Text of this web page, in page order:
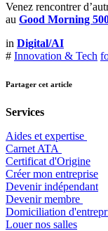
Venez rencontrer
au Good Morning
in Digital/AI
# Innovation & Tech
Partager cet article
Services
Aides et expertise
​Carnet ATA
Certificat d'Origine
Créer mon entreprise
Devenir indépendant
Devenir membre
​Domiciliation
Louer nos salles